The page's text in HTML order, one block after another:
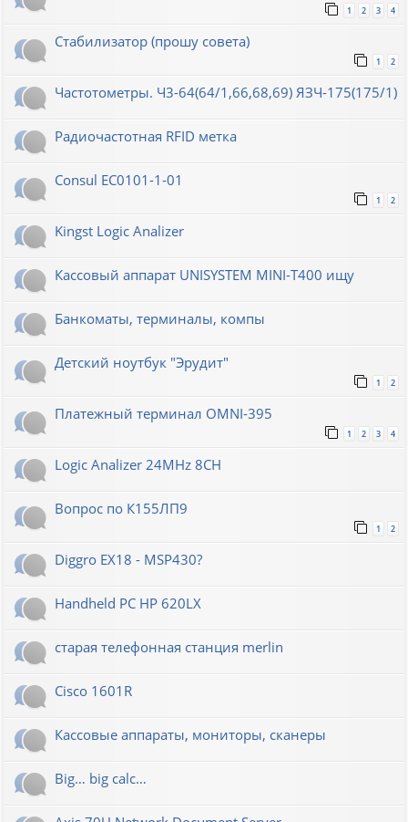
1 2 3 4
Стабилизатор (прошу совета)
1 2
Частотометры. Ч3-64(64/1,66,68,69) ЯЗЧ-175(175/1)
Радиочастотная RFID метка
Consul EC0101-1-01
1 2
Kingst Logic Analizer
Кассовый аппарат UNISYSTEM MINI-T400 ищу
Банкоматы, терминалы, компы
Детский ноутбук "Эрудит"
1 2
Платежный терминал OMNI-395
1 2 3 4
Logic Analizer 24MHz 8CH
Вопрос по К155ЛП9
1 2
Diggro EX18 - MSP430?
Handheld PC HP 620LX
старая телефонная станция merlin
Cisco 1601R
Кассовые аппараты, мониторы, сканеры
Big… big calc…